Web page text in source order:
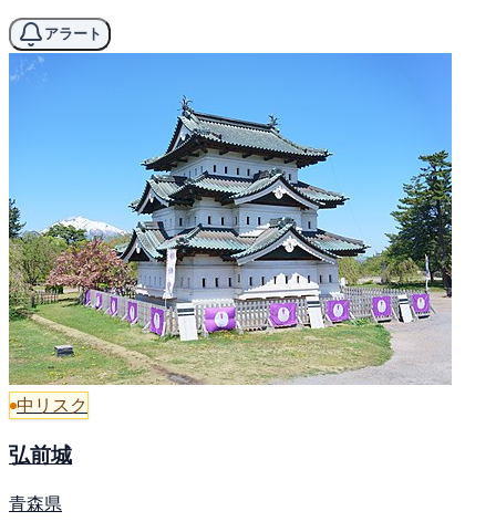
アラート
中リスク
弘前城
青森県